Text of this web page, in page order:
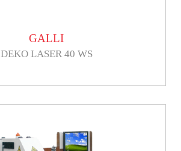
GALLI
DEKO LASER 40 WS